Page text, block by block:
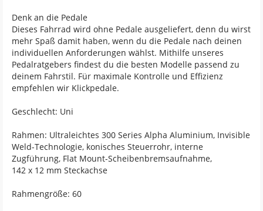
Denk an die Pedale
Dieses Fahrrad wird ohne Pedale ausgeliefert, denn du wirst
mehr Spaß damit haben, wenn du die Pedale nach deinen
individuellen Anforderungen wählst. Mithilfe unseres
Pedalratgebers findest du die besten Modelle passend zu
deinem Fahrstil. Für maximale Kontrolle und Effizienz
empfehlen wir Klickpedale.
Geschlecht: Uni
Rahmen: Ultraleichtes 300 Series Alpha Aluminium, Invisible
Weld-Technologie, konisches Steuerrohr, interne
Zugführung, Flat Mount-Scheibenbremsaufnahme,
142 x 12 mm Steckachse
Rahmengröße: 60